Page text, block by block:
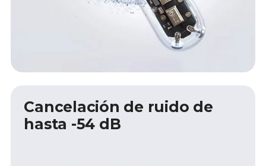
Cancelación de ruido de
hasta -54 dB